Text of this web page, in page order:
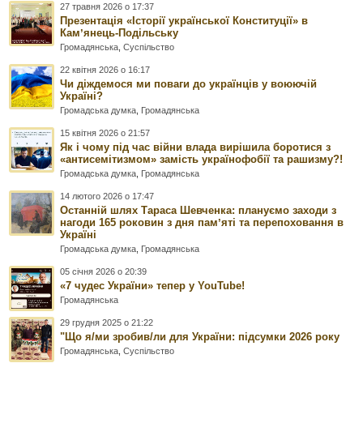
27 травня 2026 о 17:37
Презентація «Історії української Конституції» в
Камʼянець-Подільську
Громадянська ,Суспільство
22 квітня 2026 о 16:17
Чи діждемося ми поваги до українців у воюючій
Україні?
Громадська думка Громадянська
15 квітня 2026 о 21:57
Як і чому під час війни влада вирішила боротися з
«антисемітизмом» замість українофобії та рашизму?!
Громадська думка Громадянська
14 лютого 2026 о 17:47
Останній шлях Тараса Шевченка: плануємо заходи з
нагоди 165 роковин з дня памʼяті та перепоховання в
Україні
Громадська думка Громадянська
05 січня 2026 о 20:39
«7 чудес України» тепер у YouTube!
Громадянська
29 грудня 2025 о 21:22
"Що я/ми зробив/ли для України: підсумки 2026 року
Громадянська ,Суспільство